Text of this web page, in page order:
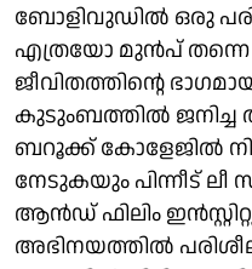
ബോളിവുഡിൽ ഒരു
എത്രയോ മുൻപ് തന്നെ
ജീവിതത്തിന്റെ
കുടുംബത്തിൽ ജനിച്ച
ബറൂക്ക് കോളേജിൽ
നേടുകയും പിന്നീട് ലീ
ആൻഡ് ഫിലിം
അഭിനയത്തിൽ